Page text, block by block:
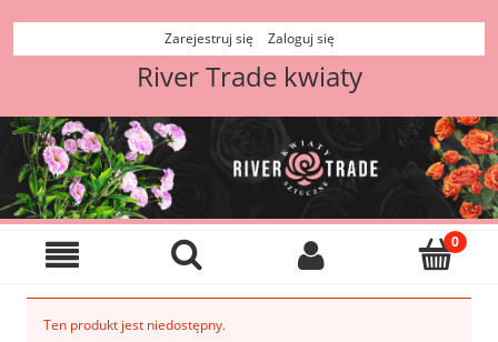
Zarejestruj się Zaloguj się
River Trade kwiaty
Ten produkt jest niedostępny.